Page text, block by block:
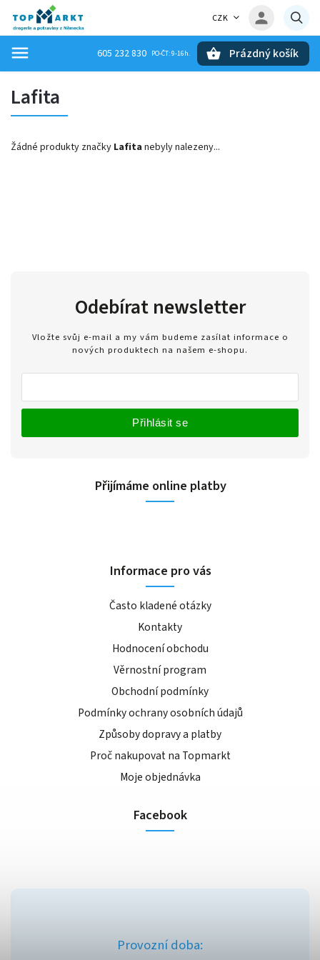
CZK
605 232 830 Prázdný košík
Lafita
Žádné produkty značky Lafita nebyly nalezeny...
Odebírat newsletter
Vložte svůj e-mail a my vám budeme zasílat informace o
nových produktech na našem e-shopu.
Přihlásit se
Přijímáme online platby
Informace pro vás
Často kladené otázky
Kontakty
Hodnocení obchodu
Věrnostní program
Obchodní podmínky
Podmínky ochrany osobních údajů
Způsoby dopravy a platby
Proč nakupovat na Topmarkt
Moje objednávka
Facebook